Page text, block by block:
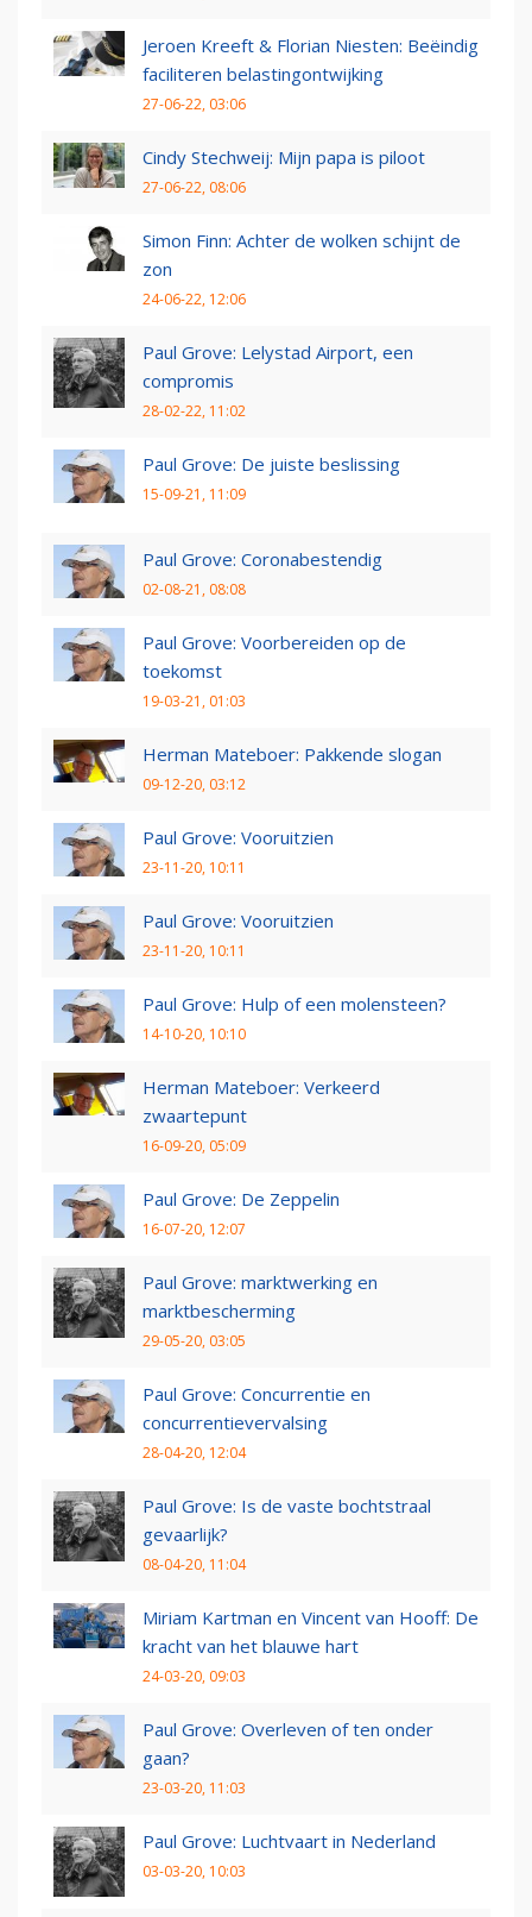
Jeroen Kreeft & Florian Niesten: Beëindig
faciliteren belastingontwijking
27-06-22, 03:06
Cindy Stechweij: Mijn papa is piloot
27-06-22, 08:06
Simon Finn: Achter de wolken schijnt de
zon
24-06-22, 12:06
Paul Grove: Lelystad Airport, een
compromis
28-02-22, 11:02
Paul Grove: De juiste beslissing
15-09-21, 11:09
Paul Grove: Coronabestendig
02-08-21, 08:08
Paul Grove: Voorbereiden op de
toekomst
19-03-21, 01:03
Herman Mateboer: Pakkende slogan
09-12-20, 03:12
Paul Grove: Vooruitzien
23-11-20, 10:11
Paul Grove: Vooruitzien
23-11-20, 10:11
Paul Grove: Hulp of een molensteen?
14-10-20, 10:10
Herman Mateboer: Verkeerd
zwaartepunt
16-09-20, 05:09
Paul Grove: De Zeppelin
16-07-20, 12:07
Paul Grove: marktwerking en
marktbescherming
29-05-20, 03:05
Paul Grove: Concurrentie en
concurrentievervalsing
28-04-20, 12:04
Paul Grove: Is de vaste bochtstraal
gevaarlijk?
08-04-20, 11:04
Miriam Kartman en Vincent van Hooff: De
kracht van het blauwe hart
24-03-20, 09:03
Paul Grove: Overleven of ten onder
gaan?
23-03-20, 11:03
Paul Grove: Luchtvaart in Nederland
03-03-20, 10:03